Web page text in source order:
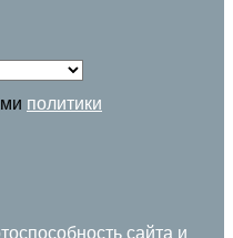
политики
сайта и